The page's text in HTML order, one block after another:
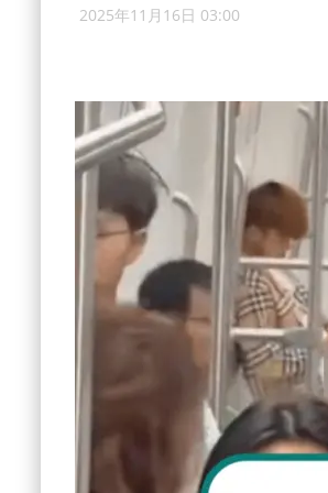
2025年11月16日 03:00